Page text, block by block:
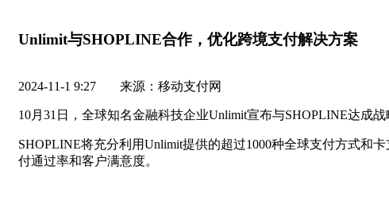
Unlimit与SHOPLINE合作，优化跨境支付解决方案
2024-11-1 9:27 来源：移动支付网
10月31日，全球知名金融科技企业Unlimit宣布与SHOPLINE达成
SHOPLINE将充分利用Unlimit提供的超过1000种全球支付方式和
付通过率和客户满意度。